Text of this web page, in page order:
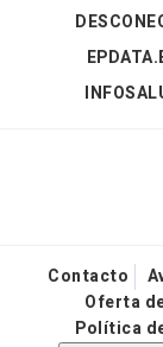
Contacto
Oferta
Política